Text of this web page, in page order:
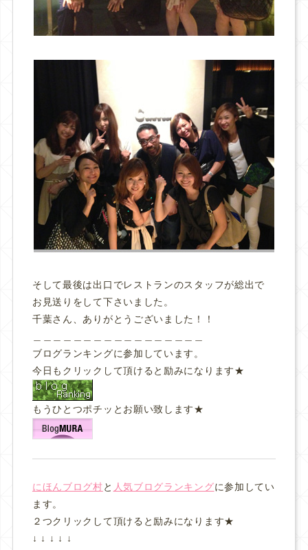
そして最後は出口でレストランのスタッフが総出で
お見送りをして下さいました。
千葉さん、ありがとうございました！！
ブログランキングに参加しています。
今日もクリックして頂けると励みになります★
もうひとつポチッとお願い致します★
にほんブログ村と 人気ブログランキングに参加してい
ます。
２つクリックして頂けると励みになります★
↓ ↓ ↓ ↓ ↓